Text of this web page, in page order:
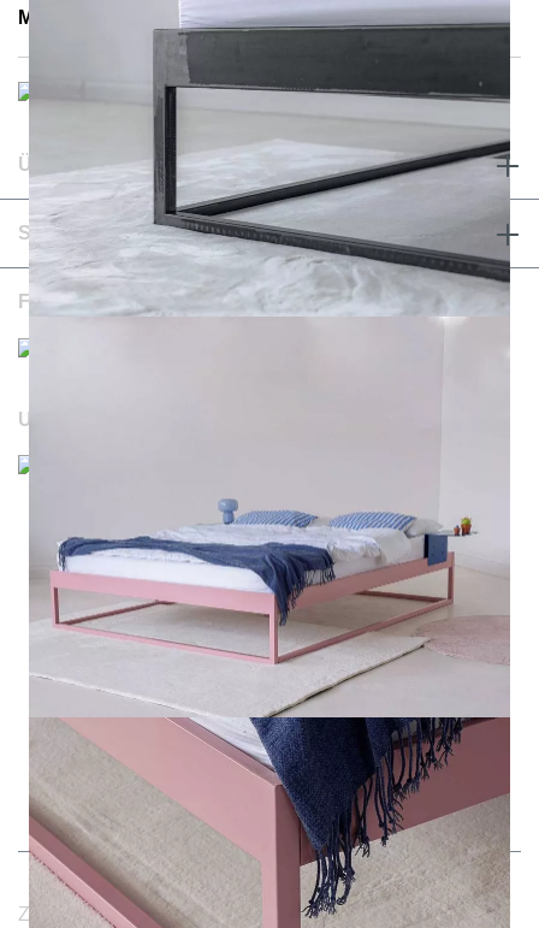
Mo. - Fr. 8.00 - 15.30 Uhr
ÜBER UNS & RECHTLICHES
SERVICE & KONTAKT
FOLGEN SIE UNS
UNSERE WEBSEITEN
Durchschnittliche Bewertung von NOTORIA bei Trustami:4.98 / 5.00
1.205Bewertungen
| Bewertungsgrundlage des Anbieters: 4 Verkaufs- und 1
Bewertungsplattformen
| 14 Jahre Erfahrung
Zahlungsmethoden